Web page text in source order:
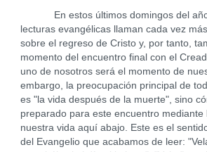
En estos últimos domingos del año
lecturas evangélicas llaman cada vez
sobre el regreso de Cristo y, por tanto,
momento del encuentro final con el
uno de nosotros será el momento de
embargo, la preocupación principal de
es "la vida después de la muerte", sino
preparado para este encuentro mediante
nuestra vida aquí abajo. Este es el
del Evangelio que acabamos de leer: